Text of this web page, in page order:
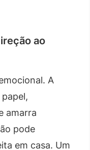
ao
A
amarra
pode
em casa. Um